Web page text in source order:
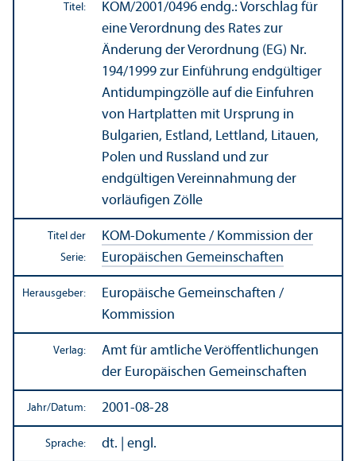
Titel: KOM/2001/0496 endg.: Vorschlag für
eine Verordnung des Rates zur
Änderung der Verordnung (EG) Nr.
194/1999 zur Einführung endgültiger
Anti­dumpingzölle auf die Einfuhren
von Hartplatten mit Ursprung in
Bulgarien, Estland, Lettland, Litauen,
Polen und Russland und zur
endgültigen Vereinnahmung der
vorläufigen Zölle
Titel der
Serie:
KOM-Dokumente / Kommission der
Europäischen Gemeinschaften
Herausgeber:
Europäische Gemeinschaften /
Kommission
Verlag:
Amt für amtliche Veröffentlichungen
der Europäischen Gemeinschaften
Jahr/Datum: 2001-08-28
Sprache: dt. | engl.